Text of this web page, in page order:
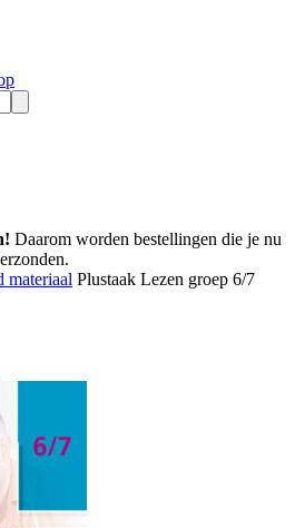
Daarom worden bestellingen die je nu
materiaal Plustaak Lezen groep 6/7